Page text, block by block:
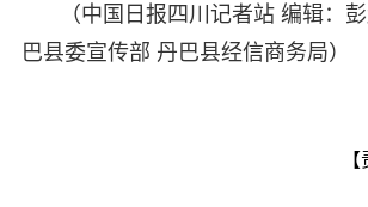
（中国日报四川记者站 编辑：
巴县委宣传部 丹巴县经信商务局）